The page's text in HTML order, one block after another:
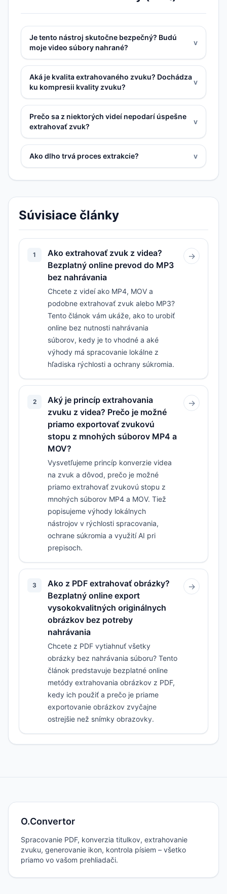
Je tento nástroj skutočne bezpečný? Budú
moje video súbory nahrané?
v
Aká je kvalita extrahovaného zvuku? Dochádza
ku kompresii kvality zvuku?
v
Prečo sa z niektorých videí nepodarí úspešne
extrahovať zvuk?
v
Ako dlho trvá proces extrakcie? v
Súvisiace články
1
Ako extrahovať zvuk z videa?
Bezplatný online prevod do MP3
bez nahrávania
Chcete z videí ako MP4, MOV a
podobne extrahovať zvuk alebo MP3?
Tento článok vám ukáže, ako to urobiť
online bez nutnosti nahrávania
súborov, kedy je to vhodné a aké
výhody má spracovanie lokálne z
hľadiska rýchlosti a ochrany súkromia.
→
2
Aký je princíp extrahovania
zvuku z videa? Prečo je možné
priamo exportovať zvukovú
stopu z mnohých súborov MP4 a
MOV?
Vysvetľujeme princíp konverzie videa
na zvuk a dôvod, prečo je možné
priamo extrahovať zvukovú stopu z
mnohých súborov MP4 a MOV. Tiež
popisujeme výhody lokálnych
nástrojov v rýchlosti spracovania,
ochrane súkromia a využití AI pri
prepisoch.
→
3
Ako z PDF extrahovať obrázky?
Bezplatný online export
vysokokvalitných originálnych
obrázkov bez potreby
nahrávania
Chcete z PDF vytiahnuť všetky
obrázky bez nahrávania súboru? Tento
článok predstavuje bezplatné online
metódy extrahovania obrázkov z PDF,
kedy ich použiť a prečo je priame
exportovanie obrázkov zvyčajne
ostrejšie než snímky obrazovky.
→
O.Convertor
Spracovanie PDF, konverzia titulkov, extrahovanie
zvuku, generovanie ikon, kontrola písiem – všetko
priamo vo vašom prehliadači.